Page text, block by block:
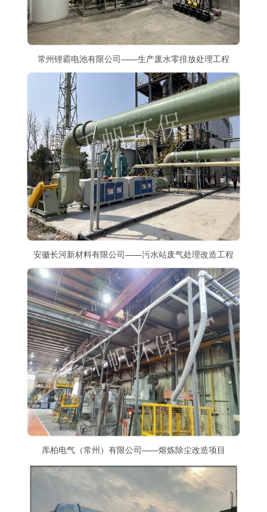
常州锂霸电池有限公司——生产废水零排放处理工程
安徽长河新材料有限公司——污水站废气处理改造工程
库柏电气（常州）有限公司——熔炼除尘改造项目